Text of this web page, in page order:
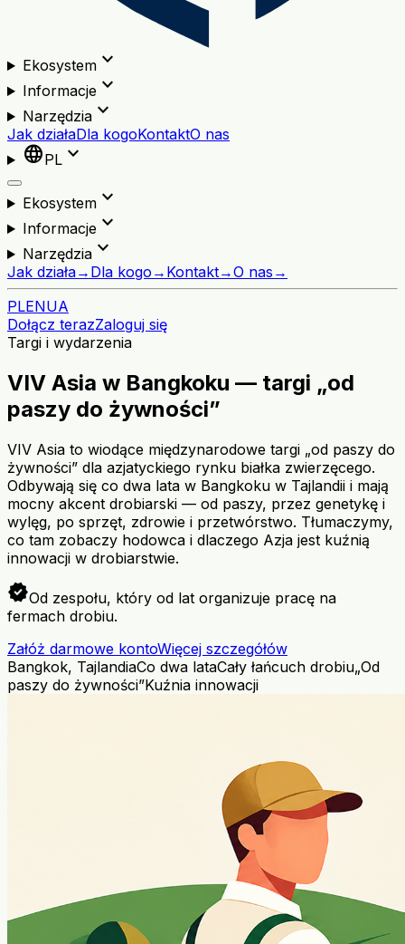
Ekosystemexpand_more
Informacjeexpand_more
Narzędziaexpand_more
Jak działaDla kogoKontaktO nas
languagePL expand_more
Ekosystemexpand_more
Informacjeexpand_more
Narzędziaexpand_more
Jak działa→ Dla kogo → Kontakt→O nas →
PLENUA
Dołącz terazZaloguj się
Targi i wydarzenia
VIV Asia w Bangkoku — targi „od
paszy do żywności”
VIV Asia to wiodące międzynarodowe targi „od paszy do
żywności” dla azjatyckiego rynku białka zwierzęcego.
Odbywają się co dwa lata w Bangkoku w Tajlandii i mają
mocny akcent drobiarski — od paszy, przez genetykę i
wylęg, po sprzęt, zdrowie i przetwórstwo. Tłumaczymy,
co tam zobaczy hodowca i dlaczego Azja jest kuźnią
innowacji w drobiarstwie.
verifiedOd zespołu, który od lat organizuje pracę na
fermach drobiu.
Załóż darmowe kontoWięcej szczegółów
Bangkok, TajlandiaCo dwa lataCały łańcuch drobiu„Od
paszy do żywności”Kuźnia innowacji